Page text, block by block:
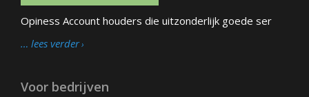
Opiness Account houders die uitzonderlijk goede ser
… lees verder
Voor bedrijven